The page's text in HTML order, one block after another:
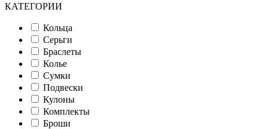
КАТЕГОРИИ
Кольца
Серьги
Браслеты
Колье
Сумки
Подвески
Кулоны
Комплекты
Броши